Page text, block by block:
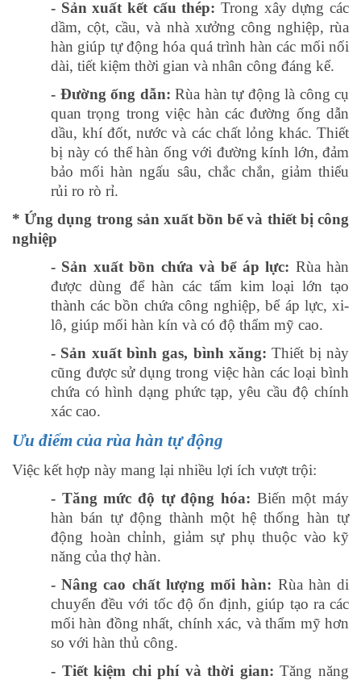
- Sản xuất kết cấu thép: Trong xây dựng các
dầm, cột, cầu, và nhà xưởng công nghiệp, rùa
hàn giúp tự động hóa quá trình hàn các mối nối
dài, tiết kiệm thời gian và nhân công đáng kể.
- Đường ống dẫn: Rùa hàn tự động là công cụ
quan trọng trong việc hàn các đường ống dẫn
dầu, khí đốt, nước và các chất lỏng khác. Thiết
bị này có thể hàn ống với đường kính lớn, đảm
bảo mối hàn ngấu sâu, chắc chắn, giảm thiểu
rủi ro rò rỉ.
* Ứng dụng trong sản xuất bồn bể và thiết bị công
nghiệp
- Sản xuất bồn chứa và bể áp lực: Rùa hàn
được dùng để hàn các tấm kim loại lớn tạo
thành các bồn chứa công nghiệp, bể áp lực, xi-
lô, giúp mối hàn kín và có độ thẩm mỹ cao.
- Sản xuất bình gas, bình xăng: Thiết bị này
cũng được sử dụng trong việc hàn các loại bình
chứa có hình dạng phức tạp, yêu cầu độ chính
xác cao.
Ưu điểm của rùa hàn tự động
Việc kết hợp này mang lại nhiều lợi ích vượt trội:
- Tăng mức độ tự động hóa: Biến một máy
hàn bán tự động thành một hệ thống hàn tự
động hoàn chỉnh, giảm sự phụ thuộc vào kỹ
năng của thợ hàn.
- Nâng cao chất lượng mối hàn: Rùa hàn di
chuyển đều với tốc độ ổn định, giúp tạo ra các
mối hàn đồng nhất, chính xác, và thẩm mỹ hơn
so với hàn thủ công.
- Tiết kiệm chi phí và thời gian: Tăng năng